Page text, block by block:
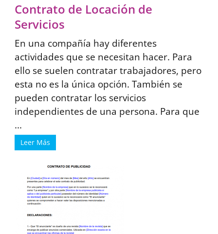
Contrato de Locación de
Servicios
En una compañía hay diferentes
actividades que se necesitan hacer. Para
ello se suelen contratar trabajadores, pero
esta no es la única opción. También se
pueden contratar los servicios
independientes de una persona. Para que
...
Leer Más